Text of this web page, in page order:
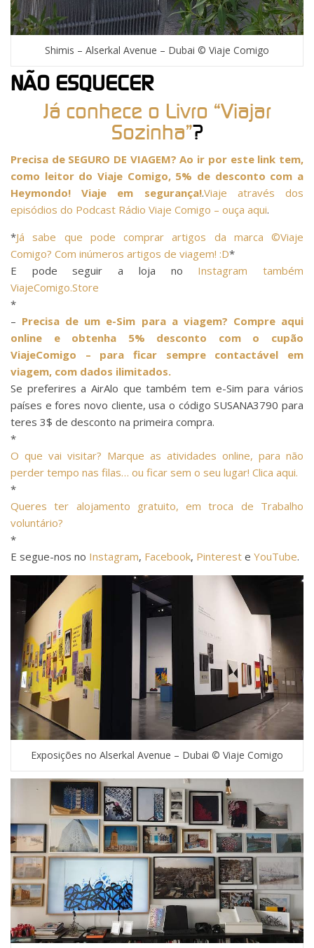
Shimis – Alserkal Avenue – Dubai © Viaje Comigo
NÃO ESQUECER
Já conhece o Livro “Viajar
Sozinha”?
Precisa de SEGURO DE VIAGEM? Ao ir por este link tem,
como leitor do Viaje Comigo, 5% de desconto com a
Heymondo! Viaje em segurança!.Viaje através dos
episódios do Podcast Rádio Viaje Comigo – ouça aqui.
*Já sabe que pode comprar artigos da marca ©Viaje
Comigo? Com inúmeros artigos de viagem! :D*
E pode seguir a loja no Instagram também
ViajeComigo.Store
*
– Precisa de um e-Sim para a viagem? Compre aqui
online e obtenha 5% desconto com o cupão
ViajeComigo – para ficar sempre contactável em
viagem, com dados ilimitados.
Se preferires a AirAlo que também tem e-Sim para vários
países e fores novo cliente, usa o código SUSANA3790 para
teres 3$ de desconto na primeira compra.
*
O que vai visitar? Marque as atividades online, para não
perder tempo nas filas… ou ficar sem o seu lugar! Clica aqui.
*
Queres ter alojamento gratuito, em troca de Trabalho
voluntário?
*
E segue-nos no Instagram, Facebook, Pinterest e YouTube.
Exposições no Alserkal Avenue – Dubai © Viaje Comigo